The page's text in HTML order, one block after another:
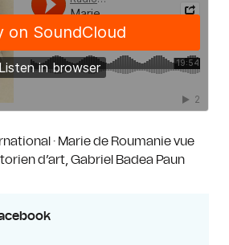
· Marie de Roumanie vue
d’art, Gabriel Badea Paun